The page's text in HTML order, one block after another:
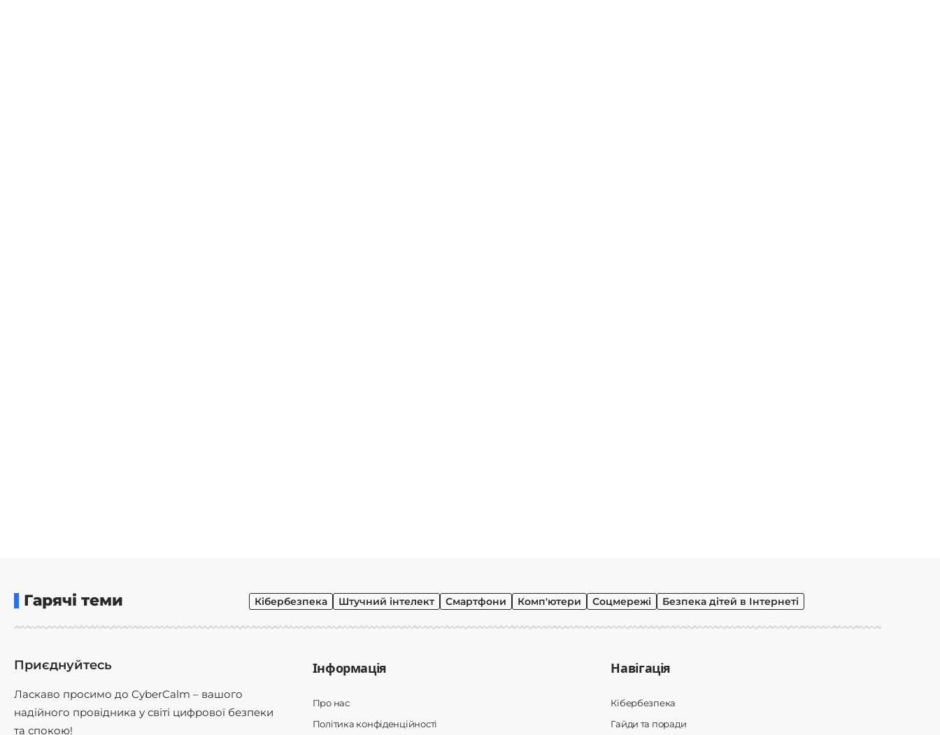
Гарячі теми Кібербезпека Штучний інтелект Смартфони Комп'ютери Соцмережі Безпека дітей в Інтернеті
Приєднуйтесь
Ласкаво просимо до CyberCalm – вашого
надійного провідника у світі цифрової безпеки
та спокою!
Інформація
Про нас
Політика конфіденційності
Навігація
Кібербезпека
Гайди та поради